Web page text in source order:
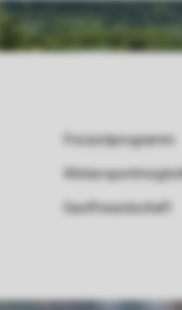
Freizeitprogramm
Gastfreundschaft